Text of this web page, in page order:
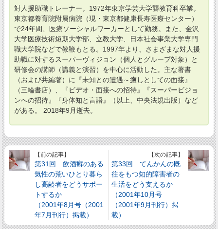
対人援助職トレーナー。1972年東京学芸大学聾教育科卒業。
東京都養育院附属病院（現・東京都健康長寿医療センター）
で24年間、医療ソーシャルワーカーとして勤務。また、金沢
大学医療技術短期大学部、立教大学、日本社会事業大学専門
職大学院などで教鞭もとる。1997年より、さまざまな対人援
助職に対するスーパーヴィジョン（個人とグループ対象）と
研修会の講師（講義と演習）を中心に活動した。主な著書
（および共編著）に『未知との遭遇～癒しとしての面接』
（三輪書店）、『ビデオ・面接への招待』『スーパービジョ
ンへの招待』『身体知と言語』（以上、中央法規出版）など
がある。 2018年9月逝去。
【前の記事】
第31回 飲酒癖のある
気性の荒いひとり暮ら
し高齢者をどうサポー
トするか
（2001年8月号（2001
年7月刊行）掲載）
【次の記事】
第33回 てんかんの既
往をもつ知的障害者の
生活をどう支えるか
（2001年10月号
（2001年9月刊行）掲
載）